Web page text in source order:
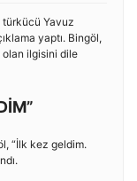
türkücü Yavuz
yaptı. Bingöl,
olan ilgisini dile
“İlk kez geldim.